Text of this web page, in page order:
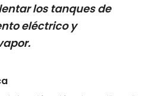
los tanques de
eléctrico y